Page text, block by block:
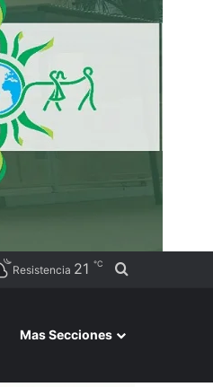
Resistencia 21 ℃ Buscar por
Mas Secciones